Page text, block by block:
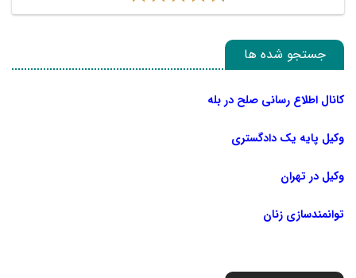
جستجو شده ها
کانال اطلاع رسانی صلح در بله
وکیل پایه یک دادگستری
وکیل در تهران
توانمندسازی زنان